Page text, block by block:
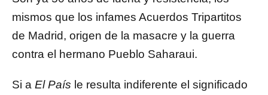
mismos que los infames Acuerdos Tripartitos
de Madrid, origen de la masacre y la guerra
contra el hermano Pueblo Saharaui.
Si a El País le resulta indiferente el significado